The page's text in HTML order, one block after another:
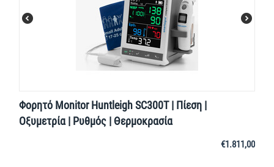
Φορητό Monitor Huntleigh SC300T | Πίεση |
Οξυμετρία | Ρυθμός | Θερμοκρασία
€1.811,00